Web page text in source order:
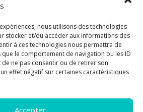
nous utilisons des technologies
stocker et/ou accéder aux informations des
à ces technologies nous permettra de
le comportement de navigation ou les ID
de ne pas consentir ou de retirer son
effet négatif sur certaines caractéristiques
Accepter